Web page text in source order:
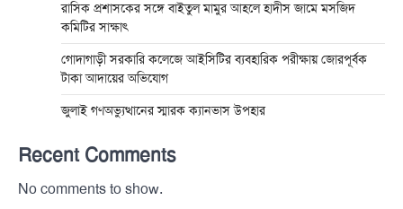
রাসিক প্রশাসকের সঙ্গে বাইতুল মামুর আহলে হাদীস জামে মসজিদ
কমিটির সাক্ষাৎ
গোদাগাড়ী সরকারি কলেজে আইসিটির ব্যবহারিক পরীক্ষায় জোরপূর্বক
টাকা আদায়ের অভিযোগ
জুলাই গণঅভ্যুত্থানের স্মারক ক্যানভাস উপহার
Recent Comments
No comments to show.